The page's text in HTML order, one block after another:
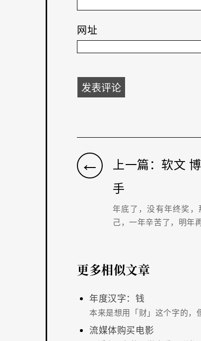
网址
←
上一篇：软文
手
年底了，没有年终奖
己，一年辛苦了，明年
更多相似文章
年度汉字：钱
本来是想用「财」这个字的，
流媒体购买电影